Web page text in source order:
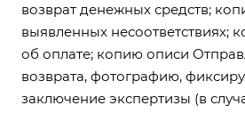
возврат денежных средств;
выявленных несоответствиях;
об оплате; копию описи
возврата, фотографию,
заключение экспертизы (в